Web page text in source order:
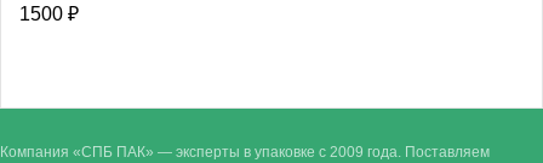
1500 ₽
Компания «СПБ ПАК» — эксперты в упаковке с 2009 года. Поставляем